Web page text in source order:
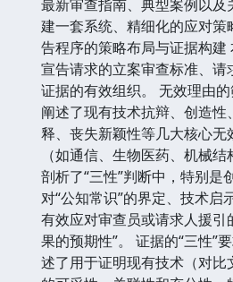
最新审查指南、典型案例以
建一套系统、精细化的应对策
告程序的策略布局与证据构建
宣告请求的立案审查标准、请
证据的有效组织。 无效理由
阐述了现有技术抗辩、创造
释、丧失新颖性等几大核心
（如通信、生物医药、机械
剖析了“三性”判断中，特别是
对“公知常识”的界定、技术启
有效应对审查员或请求人援引
果的预期性”。 证据的“三性”
述了用于证明现有技术（对